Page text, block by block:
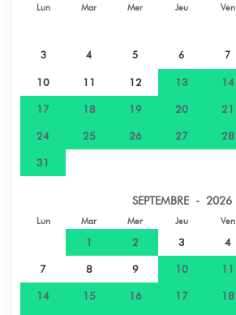
Lun Mar Mer Jeu Ven
3 4 5 6 7
10 11 12 13 14
17 18 19 20 21
24 25 26 27 28
31
SEPTEMBRE - 2026
Lun Mar Mer Jeu Ven
1 2 3 4
7 8 9 10 11
14 15 16 17 18